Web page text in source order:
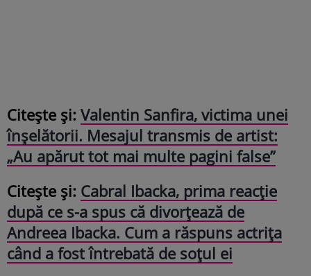
Citește și: Valentin Sanfira, victima unei
înșelătorii. Mesajul transmis de artist:
„Au apărut tot mai multe pagini false”
Citește și: Cabral Ibacka, prima reacție
după ce s-a spus că divorțează de
Andreea Ibacka. Cum a răspuns actrița
când a fost întrebată de soțul ei